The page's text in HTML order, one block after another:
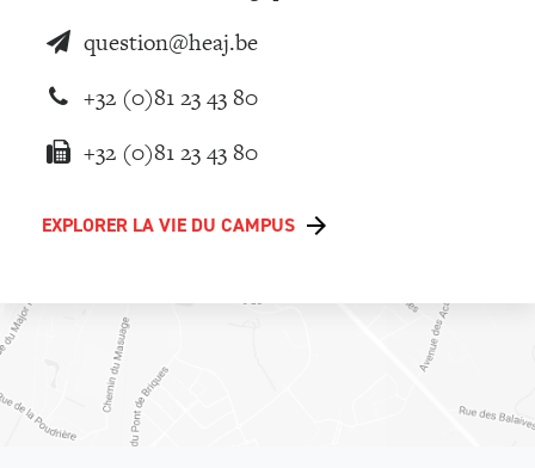
question@heaj.be
+32 (0)81 23 43 80
+32 (0)81 23 43 80
EXPLORER LA VIE DU CAMPUS